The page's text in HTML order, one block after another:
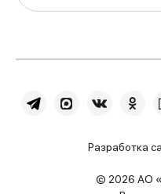
Разработка
© 2026 АО